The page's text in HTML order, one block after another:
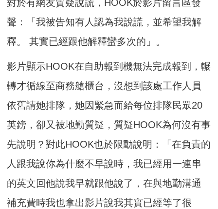
對於有網友質疑說謊，HOOK於影片留言區發
聲：「我被告知有人認為我說謊，並希望我解
釋。 其實已經跟他解釋蠻多次的」。
影片顯示HOOK在自助報到機無法完成報到，輾
轉才循線至商務艙櫃台，沒想到該處工作人員
依舊請她排隊，她因緊急而給每位排隊民眾20
英鎊，卻又被地勤質疑，質疑HOOK為何沒有事
先說明？對此HOOK也於限動說明：「在負責的
人跟我說你為什麼不早說時，我已經用一連串
的英文回他說我早就跟他說了，在與地勤溝通
補充費時我也拿出影片說我其實已經等了很